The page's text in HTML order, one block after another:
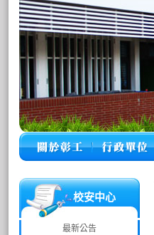
校安中心
最新公告